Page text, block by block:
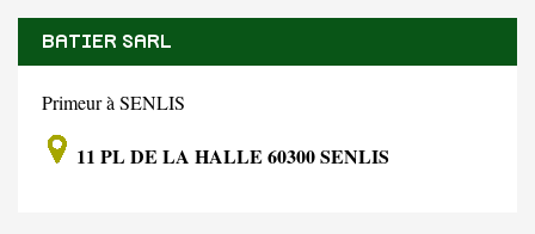
BATIER SARL
Primeur à SENLIS
11 PL DE LA HALLE 60300 SENLIS